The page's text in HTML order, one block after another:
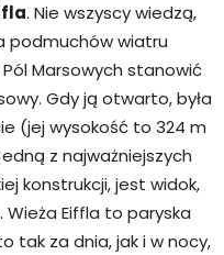
. Nie wszyscy wiedzą,
podmuchów wiatru
Marsowych stanowić
Gdy ją otwarto, była
(jej wysokość to 324 m
z najważniejszych
konstrukcji, jest widok,
Eiffla to paryska
tak za dnia, jak i w nocy,